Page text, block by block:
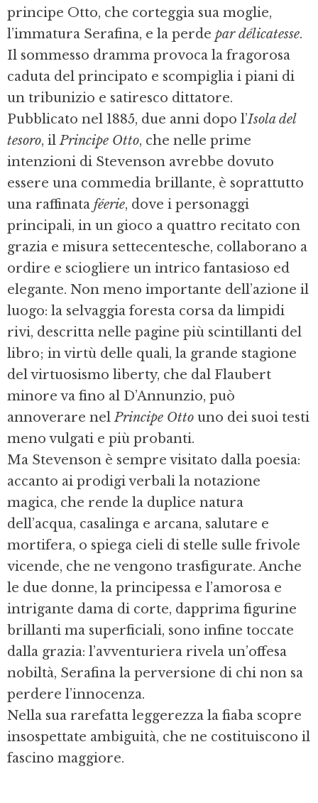
principe Otto, che corteggia sua moglie,
l’immatura Serafina, e la perde par délicatesse.
Il sommesso dramma provoca la fragorosa
caduta del principato e scompiglia i piani di
un tribunizio e satiresco dittatore.
Pubblicato nel 1885, due anni dopo l’Isola del
tesoro, ilPrincipe Otto, che nelle prime
intenzioni di Stevenson avrebbe dovuto
essere una commedia brillante, è soprattutto
una raffinata féerie, dove i personaggi
principali, in un gioco a quattro recitato con
grazia e misura settecentesche, collaborano a
ordire e sciogliere un intrico fantasioso ed
elegante. Non meno importante dell’azione il
luogo: la selvaggia foresta corsa da limpidi
rivi, descritta nelle pagine più scintillanti del
libro; in virtù delle quali, la grande stagione
del virtuosismo liberty, che dal Flaubert
minore va fino al D’Annunzio, può
annoverare nelPrincipe Otto uno dei suoi testi
meno vulgati e più probanti.
Ma Stevenson è sempre visitato dalla poesia:
accanto ai prodigi verbali la notazione
magica, che rende la duplice natura
dell’acqua, casalinga e arcana, salutare e
mortifera, o spiega cieli di stelle sulle frivole
vicende, che ne vengono trasfigurate. Anche
le due donne, la principessa e l’amorosa e
intrigante dama di corte, dapprima figurine
brillanti ma superficiali, sono infine toccate
dalla grazia: l’avventuriera rivela un’offesa
nobiltà, Serafina la perversione di chi non sa
perdere l’innocenza.
Nella sua rarefatta leggerezza la fiaba scopre
insospettate ambiguità, che ne costituiscono il
fascino maggiore.